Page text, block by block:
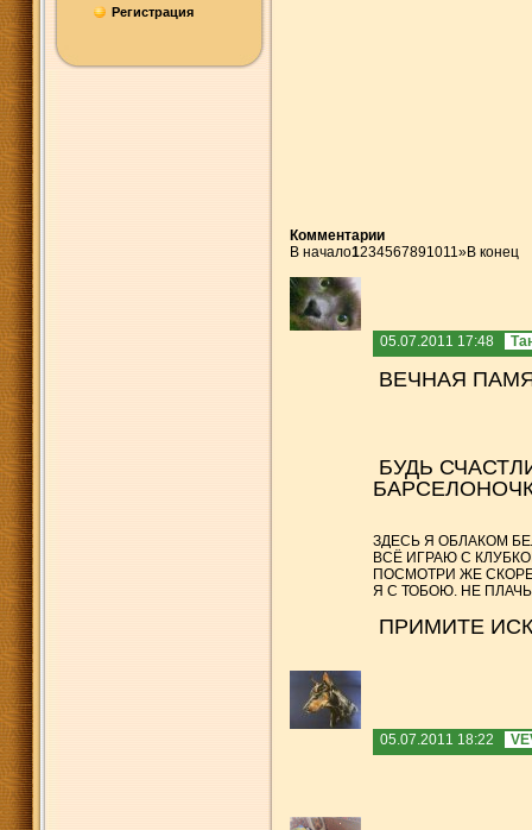
Регистрация
Комментарии
В начало1234567891011»В конец
05.07.2011 17:48
ВЕЧНАЯ
БУДЬ
ЗДЕСЬ Я ОБЛАКОМ
ВСЁ ИГРАЮ С
ПОСМОТРИ ЖЕ
Я С ТОБОЮ. НЕ
ПРИМИТЕ
05.07.2011 18:22